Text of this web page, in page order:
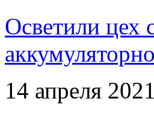
Осветили цех
14 апреля 2021